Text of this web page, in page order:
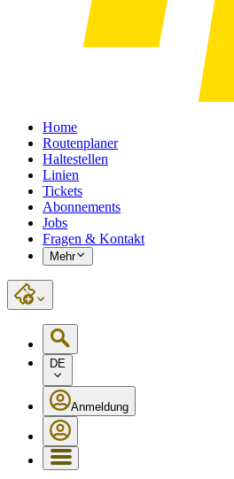
Home
Routenplaner
Haltestellen
Linien
Tickets
Abonnements
Jobs
Fragen & Kontakt
Mehr
DE
Anmeldung